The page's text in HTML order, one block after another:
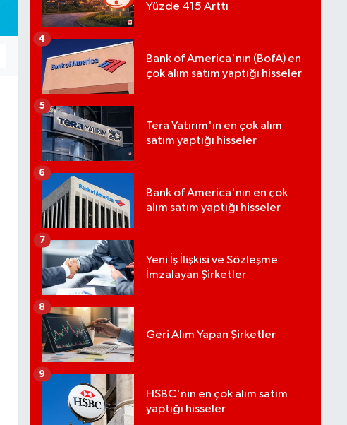
Yüzde 415 Arttı
Bank of America'nın (BofA) en
çok alım satım yaptığı hisseler
4
Tera Yatırım'ın en çok alım
satım yaptığı hisseler
5
Bank of America'nın en çok
alım satım yaptığı hisseler
6
Yeni İş İlişkisi ve Sözleşme
İmzalayan Şirketler
7
Geri Alım Yapan Şirketler
8
HSBC'nin en çok alım satım
yaptığı hisseler
9